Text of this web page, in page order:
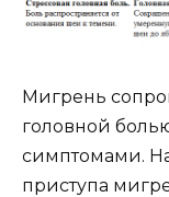
Мигрень
головной
симптомами.
приступа